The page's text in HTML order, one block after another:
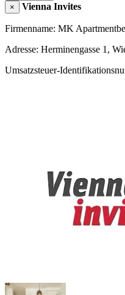
×
Vienna Invites
Firmenname: MK
Adresse: Herminengasse 1,
Umsatzsteuer-